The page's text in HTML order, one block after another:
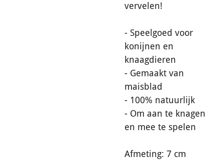
vervelen!
- Speelgoed voor
konijnen en
knaagdieren
- Gemaakt van
maisblad
- 100% natuurlijk
- Om aan te knagen
en mee te spelen
Afmeting: 7 cm